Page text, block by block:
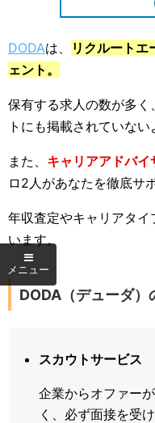
DODAは、
リクルートエ
ェント。
保有する求人の数が多く
トにも掲載されていない
また、 キャリアアドバ
ロ2人があなたを徹底サ
年収査定やキャリアタ
います。
DODA（デューダ）
スカウトサービス
企業からオファー
く、必ず面接を受